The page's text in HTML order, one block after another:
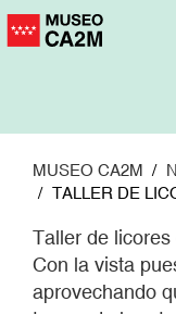
Pasar
MUSEO CA2M
TALLER DE
Taller de licores
Con la vista
aprovechando